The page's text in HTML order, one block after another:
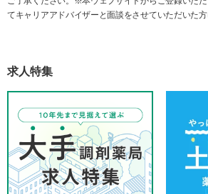
てキャリアアドバイザーと面談をさせていただいた方
求人特集